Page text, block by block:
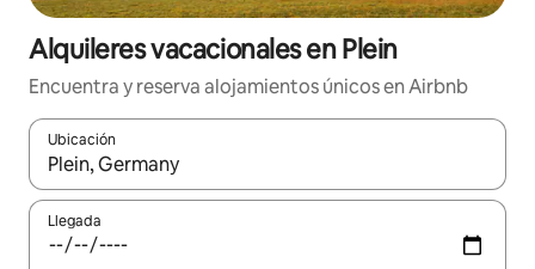
Alquileres vacacionales en Plein
Encuentra y reserva alojamientos únicos en Airbnb
Ubicación
Cuando los resultados estén disponibles, navega con las
Llegada